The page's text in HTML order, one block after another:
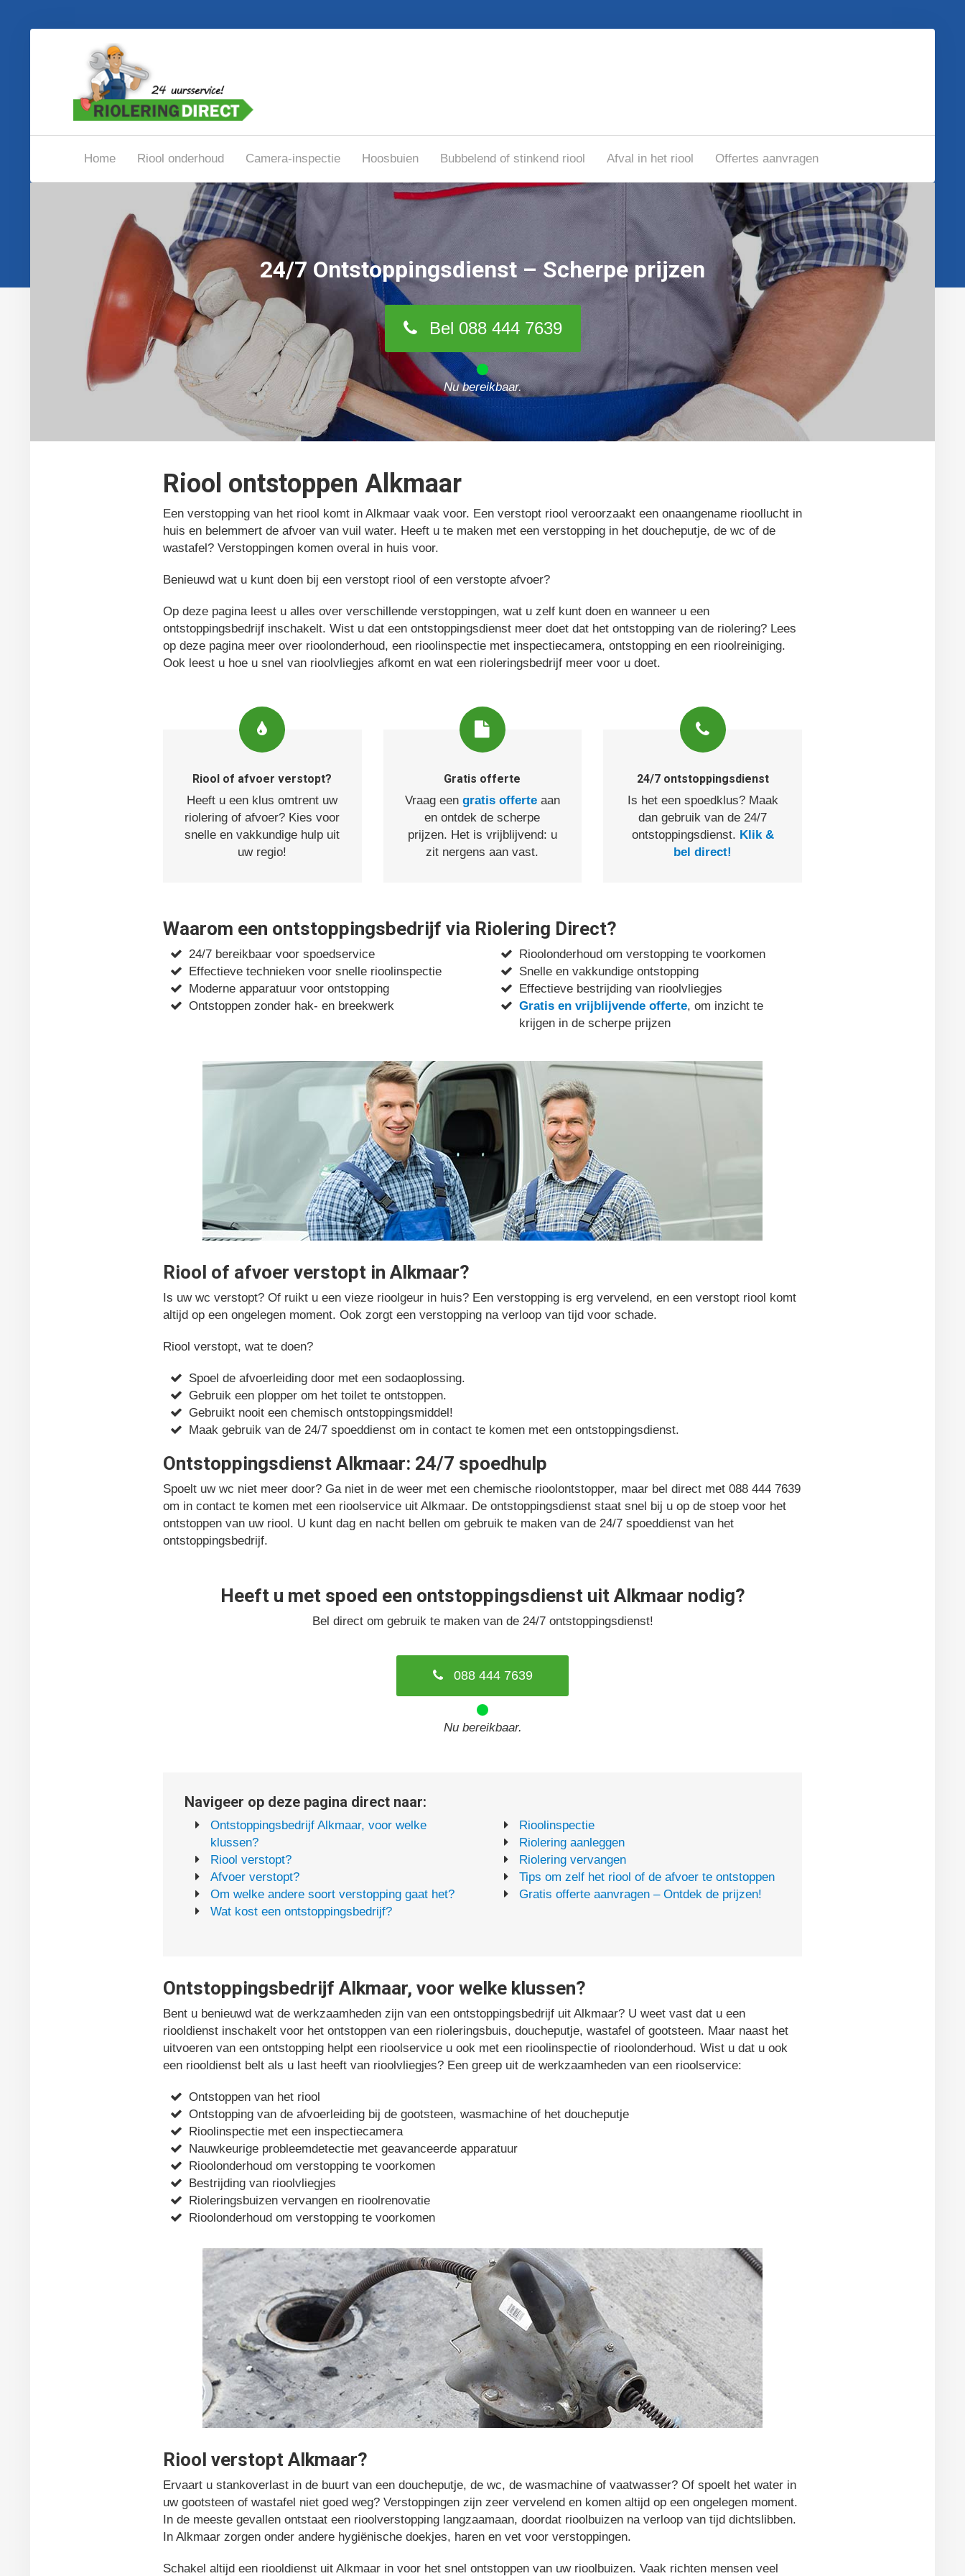
Home Riool onderhoud Camera-inspectie Hoosbuien Bubbelend of stinkend riool Afval in het riool Offertes aanvragen
24/7 Ontstoppingsdienst – Scherpe prijzen
Bel 088 444 7639
Nu bereikbaar.
Riool ontstoppen Alkmaar
Een verstopping van het riool komt in Alkmaar vaak voor. Een verstopt riool veroorzaakt een onaangename rioollucht in
huis en belemmert de afvoer van vuil water. Heeft u te maken met een verstopping in het doucheputje, de wc of de
wastafel? Verstoppingen komen overal in huis voor.
Benieuwd wat u kunt doen bij een verstopt riool of een verstopte afvoer?
Op deze pagina leest u alles over verschillende verstoppingen, wat u zelf kunt doen en wanneer u een
ontstoppingsbedrijf inschakelt. Wist u dat een ontstoppingsdienst meer doet dat het ontstopping van de riolering? Lees
op deze pagina meer over rioolonderhoud, een rioolinspectie met inspectiecamera, ontstopping en een rioolreiniging.
Ook leest u hoe u snel van rioolvliegjes afkomt en wat een rioleringsbedrijf meer voor u doet.
Riool of afvoer verstopt?
Heeft u een klus omtrent uw
riolering of afvoer? Kies voor
snelle en vakkundige hulp uit
uw regio!
Gratis offerte
Vraag een gratis offerteaan
en ontdek de scherpe
prijzen. Het is vrijblijvend: u
zit nergens aan vast.
24/7 ontstoppingsdienst
Is het een spoedklus? Maak
dan gebruik van de 24/7
ontstoppingsdienst. Klik &
bel direct!
Waarom een ontstoppingsbedrijf via Riolering Direct?
24/7 bereikbaar voor spoedservice
Effectieve technieken voor snelle rioolinspectie
Moderne apparatuur voor ontstopping
Ontstoppen zonder hak- en breekwerk
Rioolonderhoud om verstopping te voorkomen
Snelle en vakkundige ontstopping
Effectieve bestrijding van rioolvliegjes
Gratis en vrijblijvende offerte, om inzicht te
krijgen in de scherpe prijzen
Riool of afvoer verstopt in Alkmaar?
Is uw wc verstopt? Of ruikt u een vieze rioolgeur in huis? Een verstopping is erg vervelend, en een verstopt riool komt
altijd op een ongelegen moment. Ook zorgt een verstopping na verloop van tijd voor schade.
Riool verstopt, wat te doen?
Spoel de afvoerleiding door met een sodaoplossing.
Gebruik een plopper om het toilet te ontstoppen.
Gebruikt nooit een chemisch ontstoppingsmiddel!
Maak gebruik van de 24/7 spoeddienst om in contact te komen met een ontstoppingsdienst.
Ontstoppingsdienst Alkmaar: 24/7 spoedhulp
Spoelt uw wc niet meer door? Ga niet in de weer met een chemische rioolontstopper, maar bel direct met 088 444 7639
om in contact te komen met een rioolservice uit Alkmaar. De ontstoppingsdienst staat snel bij u op de stoep voor het
ontstoppen van uw riool. U kunt dag en nacht bellen om gebruik te maken van de 24/7 spoeddienst van het
ontstoppingsbedrijf.
Heeft u met spoed een ontstoppingsdienst uit Alkmaar nodig?
Bel direct om gebruik te maken van de 24/7 ontstoppingsdienst!
088 444 7639
Nu bereikbaar.
Navigeer op deze pagina direct naar:
Ontstoppingsbedrijf Alkmaar, voor welke
klussen?
Riool verstopt?
Afvoer verstopt?
Om welke andere soort verstopping gaat het?
Wat kost een ontstoppingsbedrijf?
Rioolinspectie
Riolering aanleggen
Riolering vervangen
Tips om zelf het riool of de afvoer te ontstoppen
Gratis offerte aanvragen – Ontdek de prijzen!
Ontstoppingsbedrijf Alkmaar, voor welke klussen?
Bent u benieuwd wat de werkzaamheden zijn van een ontstoppingsbedrijf uit Alkmaar? U weet vast dat u een
riooldienst inschakelt voor het ontstoppen van een rioleringsbuis, doucheputje, wastafel of gootsteen. Maar naast het
uitvoeren van een ontstopping helpt een rioolservice u ook met een rioolinspectie of rioolonderhoud. Wist u dat u ook
een riooldienst belt als u last heeft van rioolvliegjes? Een greep uit de werkzaamheden van een rioolservice:
Ontstoppen van het riool
Ontstopping van de afvoerleiding bij de gootsteen, wasmachine of het doucheputje
Rioolinspectie met een inspectiecamera
Nauwkeurige probleemdetectie met geavanceerde apparatuur
Rioolonderhoud om verstopping te voorkomen
Bestrijding van rioolvliegjes
Rioleringsbuizen vervangen en rioolrenovatie
Rioolonderhoud om verstopping te voorkomen
Riool verstopt Alkmaar?
Ervaart u stankoverlast in de buurt van een doucheputje, de wc, de wasmachine of vaatwasser? Of spoelt het water in
uw gootsteen of wastafel niet goed weg? Verstoppingen zijn zeer vervelend en komen altijd op een ongelegen moment.
In de meeste gevallen ontstaat een rioolverstopping langzaamaan, doordat rioolbuizen na verloop van tijd dichtslibben.
In Alkmaar zorgen onder andere hygiënische doekjes, haren en vet voor verstoppingen.
Schakel altijd een riooldienst uit Alkmaar in voor het snel ontstoppen van uw rioolbuizen. Vaak richten mensen veel